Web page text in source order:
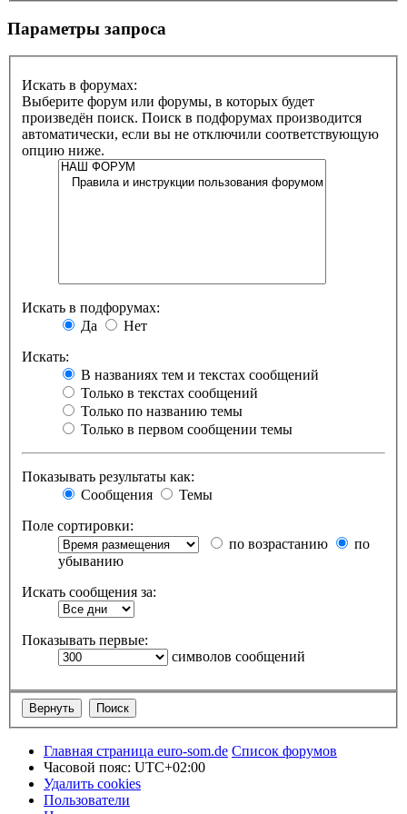
Параметры запроса
Искать в форумах:
Выберите форум или форумы, в которых будет
произведён поиск. Поиск в подфорумах производится
автоматически, если вы не отключили соответствующую
опцию ниже.
Искать в подфорумах:
Да
Нет
Искать:
В названиях тем и текстах сообщений
Только в текстах сообщений
Только по названию темы
Только в первом сообщении темы
Показывать результаты как:
Сообщения
Темы
Поле сортировки:
по возрастанию
по
убыванию
Искать сообщения за:
Показывать первые:
символов сообщений
Главная страница euro-som.de Список форумов
Часовой пояс: UTC+02:00
Удалить cookies
Пользователи